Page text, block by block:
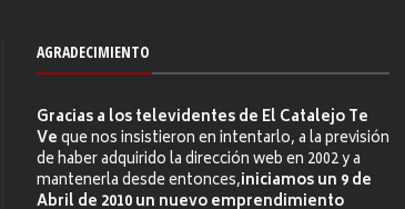
AGRADECIMIENTO
Gracias a los televidentes de El Catalejo Te
Veque nos insistieron en intentarlo, a la previsión
de haber adquirido la dirección web en 2002 y a
mantenerla desde entonces,iniciamos un 9 de
Abril de 2010 un nuevo emprendimiento